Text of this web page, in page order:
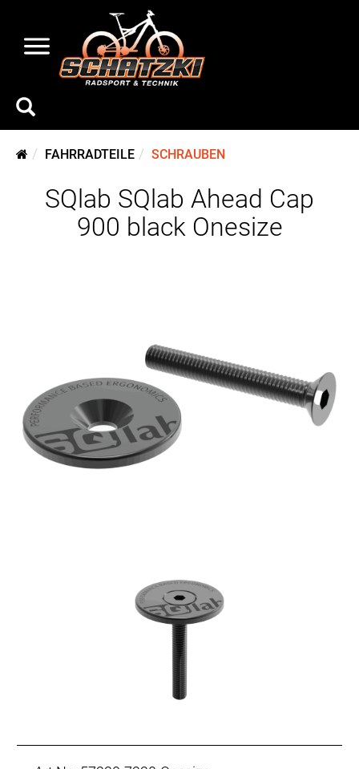
FAHRRADTEILE SCHRAUBEN
SQlab SQlab Ahead Cap
900 black Onesize